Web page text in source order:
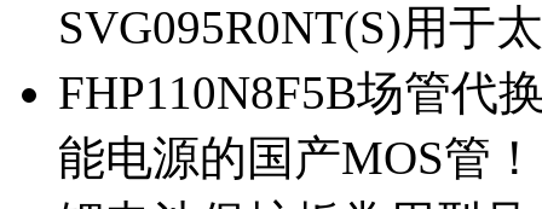
SVG095R0NT(S)用于
FHP110N8F5B场管代
能电源的国产MOS管！